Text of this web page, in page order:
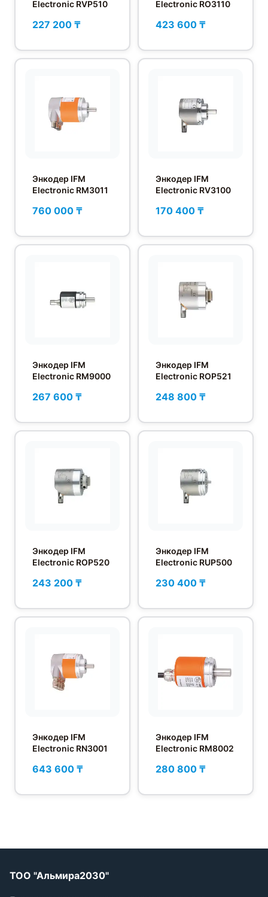
Electronic RVP510
227 200 ₸
Electronic RO3110
423 600 ₸
Энкодер IFM
Electronic RM3011
760 000 ₸
Энкодер IFM
Electronic RV3100
170 400 ₸
Энкодер IFM
Electronic RM9000
267 600 ₸
Энкодер IFM
Electronic ROP521
248 800 ₸
Энкодер IFM
Electronic ROP520
243 200 ₸
Энкодер IFM
Electronic RUP500
230 400 ₸
Энкодер IFM
Electronic RN3001
643 600 ₸
Энкодер IFM
Electronic RM8002
280 800 ₸
ТОО "Альмира2030"